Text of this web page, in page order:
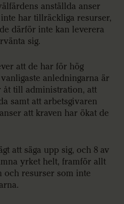
anställda anser
har tillräckliga resurser,
därför inte kan leverera
sig.
att de har för hög
anledningarna är
åt till administration, att
samt att arbetsgivaren
att kraven har ökat de
att säga upp sig, och 8 av
yrket helt, framför allt
och resurser som inte